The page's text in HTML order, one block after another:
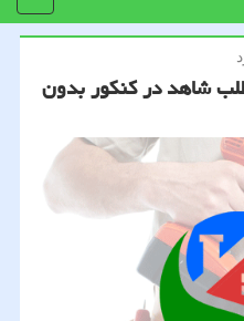
دو رقمی 17 داوطلب شاهد در كنكور بدون